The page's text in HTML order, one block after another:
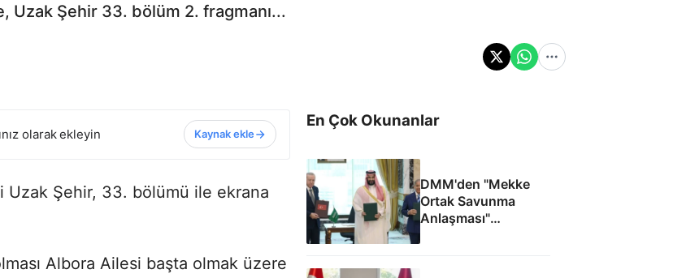
Uzak Şehir 33. bölüm 2. fragmanı...
olarak ekleyin Kaynak ekle
Şehir, 33. bölümü ile ekrana
Albora Ailesi başta olmak üzere
En Çok Okunanlar
DMM'den "Mekke
Ortak Savunma
Anlaşması"
iddialarına yalanlama